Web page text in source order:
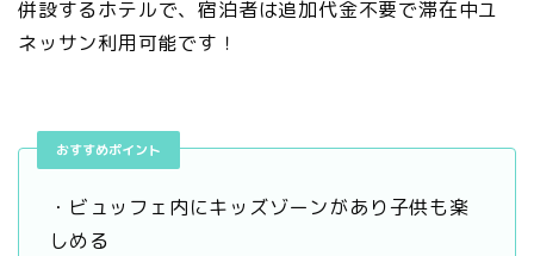
併設するホテルで、宿泊者は追加代金不要で滞在中ユ
ネッサン利用可能です！
おすすめポイント
・ビュッフェ内にキッズゾーンがあり子供も楽
しめる